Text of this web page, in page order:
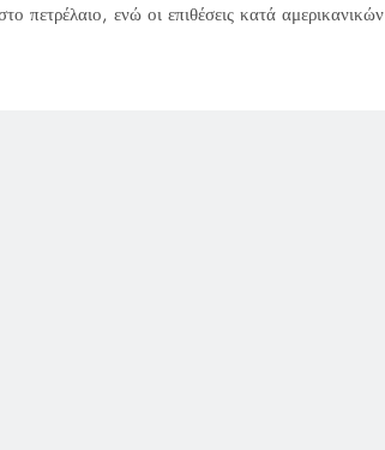
πετρέλαιο, ενώ οι επιθέσεις κατά αμερικανικών